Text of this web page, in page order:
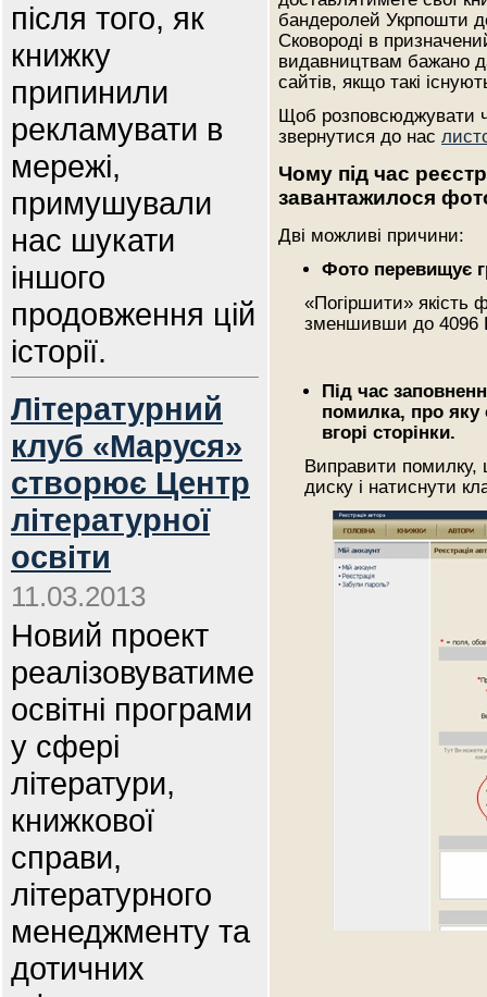
після того, як
книжку
припинили
рекламувати в
мережі,
примушували
нас шукати
іншого
продовження цій
історії.
Літературний
клуб «Маруся»
створює Центр
літературної
освіти
11.03.2013
Новий проект
реалізовуватиме
освітні програми
у сфері
літератури,
книжкової
справи,
літературного
менеджменту та
дотичних
бандеролей Укрпошти
Сковороді в
видавництвам бажано
сайтів, якщо такі
Щоб розповсюджувати
звернутися до нас
Чому під час
завантажилося
Дві можливі причини:
Фото перевищує
«Погіршити» якість
зменшивши до 4096
Під час
помилка, про яку
вгорі сторінки.
Виправити
диску і натиснути